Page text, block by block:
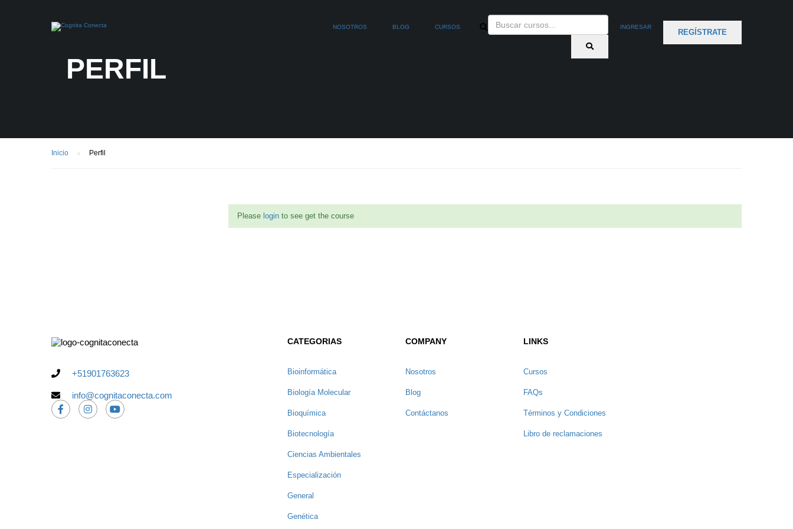
NOSOTROS BLOG CURSOS INGRESAR
REGÍSTRATE
PERFIL
Inicio Perfil
Please login to see get the course
+51901763623
info@cognitaconecta.com
CATEGORIAS
Bioinformática
Biología Molecular
Bioquímica
Biotecnología
Ciencias Ambientales
Especialización
General
Genética
COMPANY
Nosotros
Blog
Contáctanos
LINKS
Cursos
FAQs
Términos y Condiciones
Libro de reclamaciones